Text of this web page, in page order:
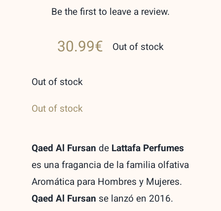
Be the first to leave a review.
30.99€ Out of stock
Out of stock
Out of stock
Qaed Al Fursan de Lattafa Perfumes
es una fragancia de la familia olfativa
Aromática para Hombres y Mujeres.
Qaed Al Fursan se lanzó en 2016.